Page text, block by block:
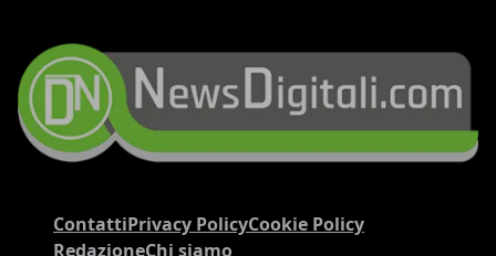
ContattiPrivacy PolicyCookie Policy
RedazioneChi siamo